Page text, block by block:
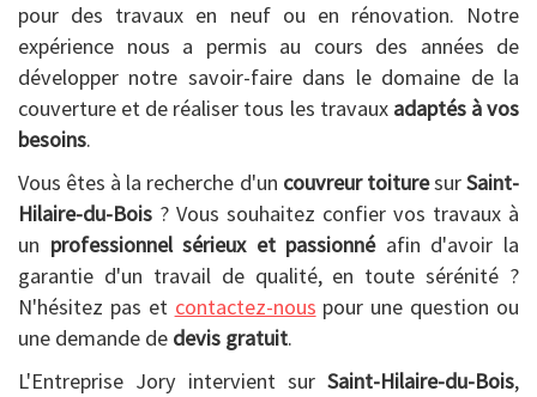
pour des travaux en neuf ou en rénovation. Notre
expérience nous a permis au cours des années de
développer notre savoir-faire dans le domaine de la
couverture et de réaliser tous les travaux adaptés à vos
besoins.
Vous êtes à la recherche d'un couvreur toituresurSaint-
Hilaire-du-Bois ? Vous souhaitez confier vos travaux à
un professionnel sérieux et passionnéafin d'avoir la
garantie d'un travail de qualité, en toute sérénité ?
N'hésitez pas et contactez-nous pour une question ou
une demande de devis gratuit.
L'Entreprise Jory intervient sur Saint-Hilaire-du-Bois,